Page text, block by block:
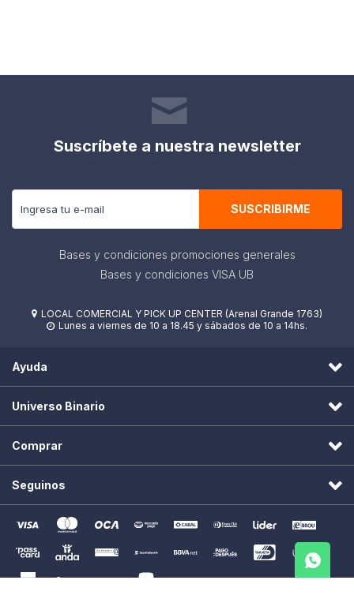
Suscríbete a nuestra newsletter
SUSCRIBIRME
Bases y condiciones promociones generales
Bases y condiciones VISA UB
 LOCAL COMERCIAL Y PICK UP CENTER (Arenal Grande 1763)
 Lunes a viernes de 10 a 18.45 y sábados de 10 a 14hs.
Ayuda
Universo Binario
Comprar
Seguinos